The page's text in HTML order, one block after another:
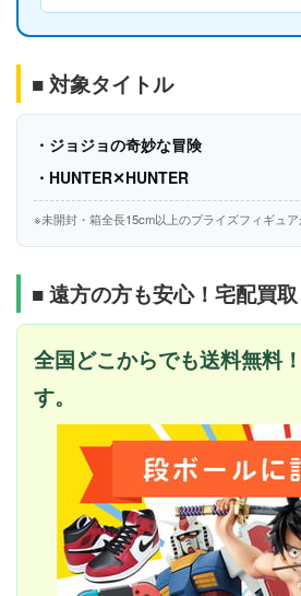
■ 対象タイトル
・ジョジョの奇妙な冒険
・HUNTER✕HUNTER
※未開封・箱全長15cm以上のプライズフィギュア
■ 遠方の方も安心！宅配買
全国どこからでも送料無料
す。